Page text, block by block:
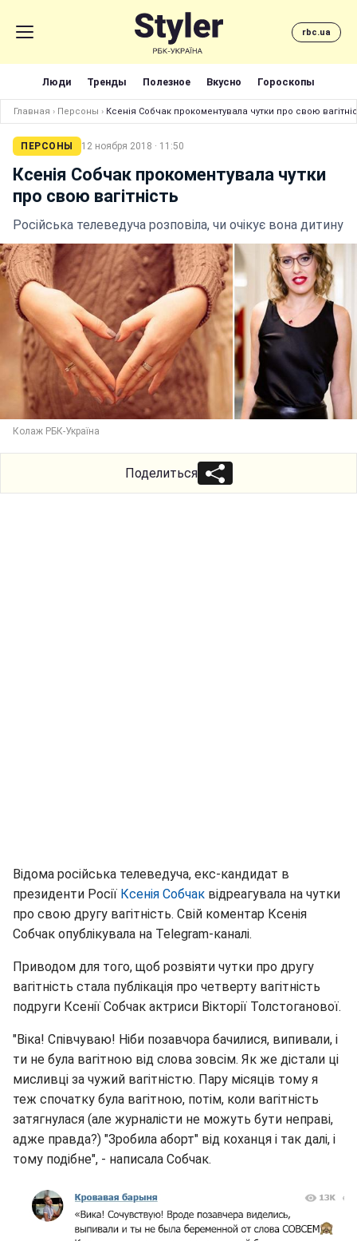
rbc.ua
Люди Тренды Полезное Вкусно Гороскопы
Главная › Персоны › Ксенія Собчак прокоментувала чутки про свою
ПЕРСОНЫ 12 ноября 2018 · 11:50
Ксенія Собчак прокоментувала чутки
про свою вагітність
Російська телеведуча розповіла, чи очікує вона дитину
Колаж РБК-Україна
Поделиться
Відома російська телеведуча, екс-кандидат в
президенти Росії Ксенія Собчак відреагувала на чутки
про свою другу вагітність. Свій коментар Ксенія
Собчак опублікувала на Telegram-каналі.
Приводом для того, щоб розвіяти чутки про другу
вагітність стала публікація про четверту вагітність
подруги Ксенії Собчак актриси Вікторії Толстоганової.
"Віка! Співчуваю! Ніби позавчора бачилися, випивали, і
ти не була вагітною від слова зовсім. Як же дістали ці
мисливці за чужий вагітністю. Пару місяців тому я
теж спочатку була вагітною, потім, коли вагітність
затягнулася (але журналісти не можуть бути неправі,
адже правда?) "Зробила аборт" від коханця і так далі, і
тому подібне", - написала Собчак.